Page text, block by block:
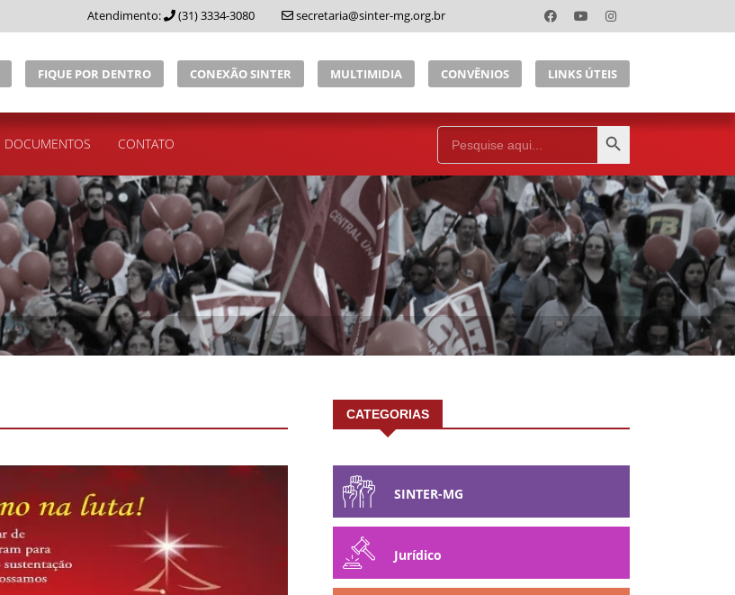
Atendimento: (31) 3334-3080 secretaria@sinter-mg.org.br
FIQUE POR DENTRO CONEXÃO SINTER MULTIMIDIA CONVÊNIOS LINKS ÚTEIS
DOCUMENTOS CONTATO
Search
for:
Search Button
CATEGORIAS
SINTER-MG
Jurídico